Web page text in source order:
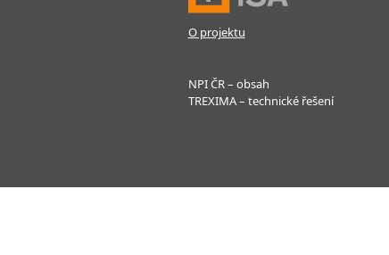
O projektu
NPI ČR – obsah
TREXIMA – technické řešení